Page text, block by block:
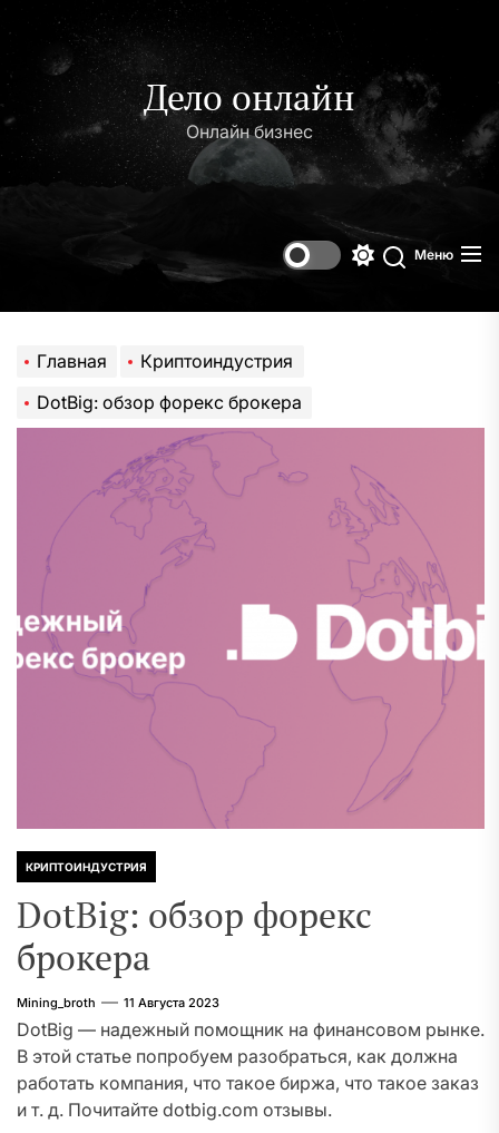
содержимому
Дело онлайн
Онлайн бизнес
Поиск
Меню
Главная
Криптоиндустрия
DotBig: обзор форекс брокера
КРИПТОИНДУСТРИЯ
DotBig: обзор форекс
брокера
Mining_broth 11 Августа 2023
DotBig — надежный помощник на финансовом рынке.
В этой статье попробуем разобраться, как должна
работать компания, что такое биржа, что такое заказ
и т. д. Почитайте dotbig.com отзывы.